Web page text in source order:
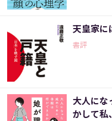
天皇家に
書評
大人にな
かして私